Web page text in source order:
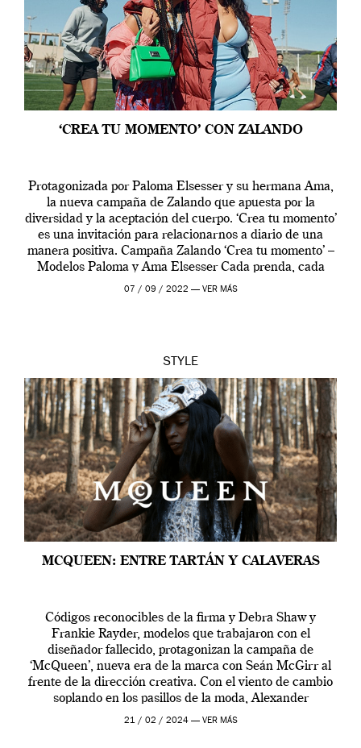
‘CREA TU MOMENTO’ CON ZALANDO
Protagonizada por Paloma Elsesser y su hermana Ama,
la nueva campaña de Zalando que apuesta por la
diversidad y la aceptación del cuerpo. ‘Crea tu momento’
es una invitación para relacionarnos a diario de una
manera positiva. Campaña Zalando ‘Crea tu momento’ –
Modelos Paloma y Ama Elsesser Cada prenda, cada
outfit, cada momento, caracteriza […]
07 / 09 / 2022 — VER MÁS
STYLE
MCQUEEN: ENTRE TARTÁN Y CALAVERAS
Códigos reconocibles de la firma y Debra Shaw y
Frankie Rayder, modelos que trabajaron con el
diseñador fallecido, protagonizan la campaña de
‘McQueen’, nueva era de la marca con Seán McGirr al
frente de la dirección creativa. Con el viento de cambio
soplando en los pasillos de la moda, Alexander
McQueen se prepara para una […]
21 / 02 / 2024 — VER MÁS